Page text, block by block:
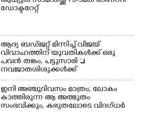
ഡോക്ടറേറ്റ്
ആദ്യ ബഡ്ജറ്റ് മിന്നിച്ച് വിജയ്
വിവാഹത്തിന് യുവതികൾക്ക് ഒരു
പവൻ തങ്കം, പട്ടുസാരി 
നവജാതശിശുക്കൾക്ക്
സ്വർണമോതിരം  വിദ്യാർത്ഥികൾക്ക്
സൈക്കിൾ
ഇനി അഞ്ചുദിവസം മാത്രം; ലോകം
കാത്തിരുന്ന ആ അത്ഭുതം
സംഭവിക്കും, കരുതലോടെ വിദഗ്ധർ